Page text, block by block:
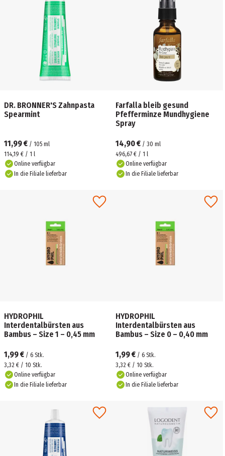
DR. BRONNER'S Zahnpasta
Spearmint
11,99 € / 105 ml
114,19 € / 1 l
Online verfügbar
In die Filiale lieferbar
Farfalla bleib gesund
Pfefferminze Mundhygiene
Spray
14,90 € / 30 ml
496,67 € / 1 l
Online verfügbar
In die Filiale lieferbar
HYDROPHIL
Interdentalbürsten aus
Bambus – Size 1 – 0,45 mm
1,99 € / 6 Stk.
3,32 € / 10 Stk.
Online verfügbar
In die Filiale lieferbar
HYDROPHIL
Interdentalbürsten aus
Bambus – Size 0 – 0,40 mm
1,99 € / 6 Stk.
3,32 € / 10 Stk.
Online verfügbar
In die Filiale lieferbar